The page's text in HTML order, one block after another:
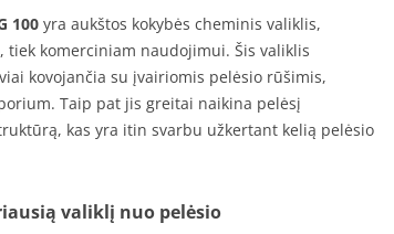
100 yra aukštos kokybės cheminis valiklis,
komerciniam naudojimui. Šis valiklis
kovojančia su įvairiomis pelėsio rūšimis,
Taip pat jis greitai naikina pelėsį
kas yra itin svarbu užkertant kelią pelėsio
valiklį nuo pelėsio